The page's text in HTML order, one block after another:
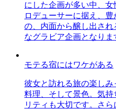
にした企画が多い中、
ロデューサーに据え、
の、内面から醸し出され
なグラビア企画となりま
モテる宿にはワケがある
彼女と訪れる旅の楽し
料理、そして景色。気
リティも大切です。さ